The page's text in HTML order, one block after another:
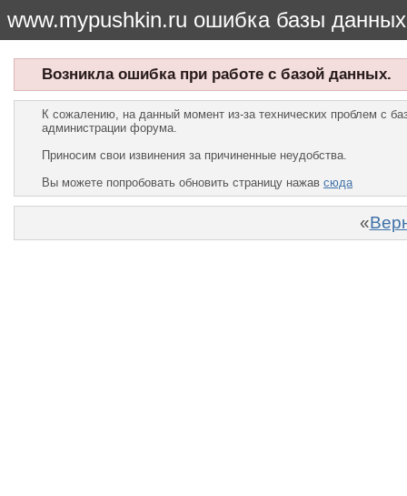
www.mypushkin.ru ошибка базы данных
Возникла ошибка при работе с базой данных.
К сожалению, на данный момент из-за технических проблем с
администрации форума.
Приносим свои извинения за причиненные неудобства.
Вы можете попробовать обновить страницу нажав сюда
«